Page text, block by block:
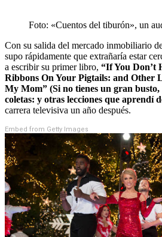
Foto: «Cuentos del tiburón», un
Con su salida del mercado inmobiliario
supo rápidamente que extrañaría estar
a escribir su primer libro, “If You Don’t
Ribbons On Your Pigtails: and Other
My Mom” (Si no tienes un gran busto,
coletas: y otras lecciones que aprendí
carrera televisiva un año después.
Embed from Getty Images